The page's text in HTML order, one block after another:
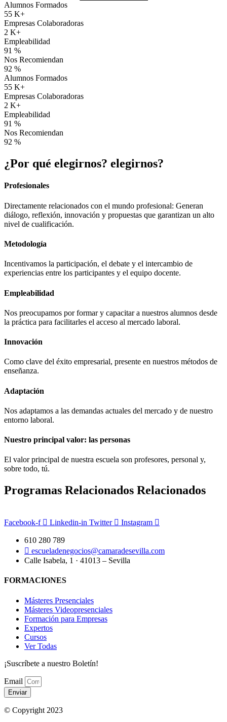
Alumnos Formados
55 K+
Empresas Colaboradoras
2 K+
Empleabilidad
91 %
Nos Recomiendan
92 %
Alumnos Formados
55 K+
Empresas Colaboradoras
2 K+
Empleabilidad
91 %
Nos Recomiendan
92 %
¿Por qué elegirnos? elegirnos?
Profesionales
Directamente relacionados con el mundo profesional: Generan
diálogo, reflexión, innovación y propuestas que garantizan un alto
nivel de cualificación.
Metodología
Incentivamos la participación, el debate y el intercambio de
experiencias entre los participantes y el equipo docente.
Empleabilidad
Nos preocupamos por formar y capacitar a nuestros alumnos desde
la práctica para facilitarles el acceso al mercado laboral.
Innovación
Como clave del éxito empresarial, presente en nuestros métodos de
enseñanza.
Adaptación
Nos adaptamos a las demandas actuales del mercado y de nuestro
entorno laboral.
Nuestro principal valor: las personas
El valor principal de nuestra escuela son profesores, personal y,
sobre todo, tú.
Programas Relacionados Relacionados
Facebook-f Linkedin-in Twitter Instagram
610 280 789
escueladenegocios@camaradesevilla.com
Calle Isabela, 1 · 41013 – Sevilla
FORMACIONES
Másteres Presenciales
Másteres Videopresenciales
Formación para Empresas
Expertos
Cursos
Ver Todas
¡Suscríbete a nuestro Boletín!
Email
Enviar
© Copyright 2023